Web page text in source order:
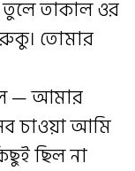
তুলে তাকাল ওর
তোমার
— আমার
চাওয়া আমি
ছিল না